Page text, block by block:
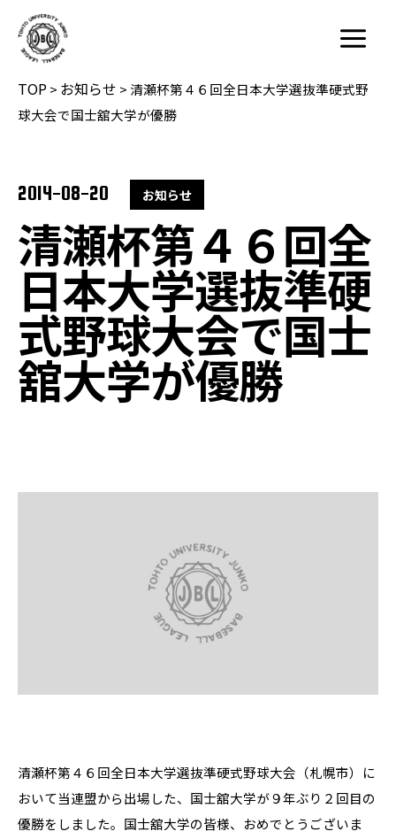
Main
Menu
TOP> お知らせ > 清瀬杯第４６回全日本大学選抜準硬式野
球大会で国士舘大学が優勝
2014-08-20 お知らせ
清瀬杯第４６回全
日本大学選抜準硬
式野球大会で国士
舘大学が優勝
清瀬杯第４６回全日本大学選抜準硬式野球大会（札幌市）に
おいて当連盟から出場した、国士舘大学が９年ぶり２回目の
優勝をしました。国士舘大学の皆様、おめでとうございま